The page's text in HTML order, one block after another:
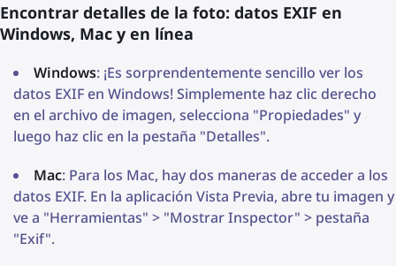
Encontrar detalles de la foto: datos EXIF en
Windows, Mac y en línea
Windows: ¡Es sorprendentemente sencillo ver los
datos EXIF en Windows! Simplemente haz clic derecho
en el archivo de imagen, selecciona "Propiedades" y
luego haz clic en la pestaña "Detalles".
Mac: Para los Mac, hay dos maneras de acceder a los
datos EXIF. En la aplicación Vista Previa, abre tu imagen y
ve a "Herramientas" > "Mostrar Inspector" > pestaña
"Exif".